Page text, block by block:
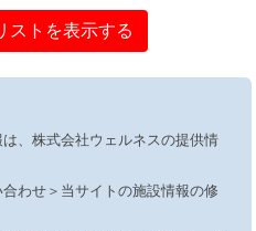
ストを表示する
、株式会社ウェルネスの提供情
わせ＞当サイトの施設情報の修